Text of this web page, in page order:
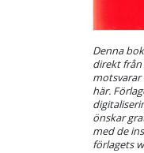
Denna
direkt
motsvarar
här.
önskar
med de
förlagets